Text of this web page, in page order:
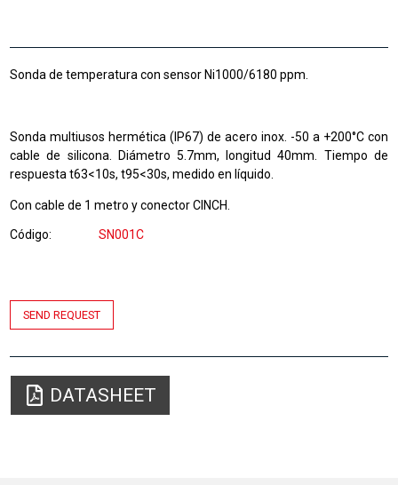
Sonda de temperatura con sensor Ni1000/6180 ppm.
Sonda multiusos hermética (IP67) de acero inox. -50 a +200°C con
cable de silicona. Diámetro 5.7mm, longitud 40mm. Tiempo de
respuesta t63<10s, t95<30s, medido en líquido.
Con cable de 1 metro y conector CINCH.
Código SN001C
SEND REQUEST
DATASHEET